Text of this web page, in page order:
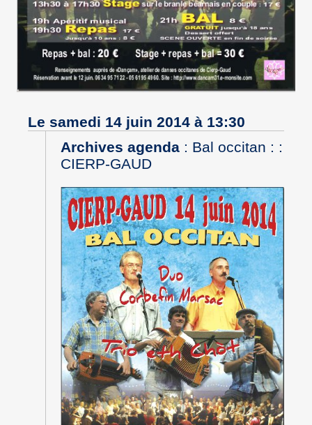
Le samedi 14 juin 2014 à 13:30
Archives agenda: Bal occitan : :
CIERP-GAUD